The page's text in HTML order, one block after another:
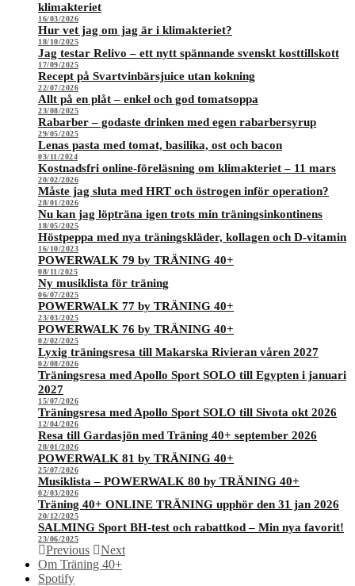
klimakteriet
16/03/2026
Hur vet jag om jag är i klimakteriet?
18/10/2025
Jag testar Relivo – ett nytt spännande svenskt kosttillskott
17/09/2025
Recept på Svartvinbärsjuice utan kokning
22/07/2026
Allt på en plåt – enkel och god tomatsoppa
23/08/2025
Rabarber – godaste drinken med egen rabarbersyrup
29/05/2025
Lenas pasta med tomat, basilika, ost och bacon
03/11/2024
Kostnadsfri online-föreläsning om klimakteriet – 11 mars
20/02/2026
Måste jag sluta med HRT och östrogen inför operation?
28/01/2026
Nu kan jag löpträna igen trots min träningsinkontinens
18/05/2025
Höstpeppa med nya träningskläder, kollagen och D-vitamin
16/10/2023
POWERWALK 79 by TRÄNING 40+
08/11/2025
Ny musiklista för träning
06/07/2025
POWERWALK 77 by TRÄNING 40+
23/03/2025
POWERWALK 76 by TRÄNING 40+
02/02/2025
Lyxig träningsresa till Makarska Rivieran våren 2027
02/08/2026
Träningsresa med Apollo Sport SOLO till Egypten i januari
2027
15/07/2026
Träningsresa med Apollo Sport SOLO till Sivota okt 2026
12/04/2026
Resa till Gardasjön med Träning 40+ september 2026
28/01/2026
POWERWALK 81 by TRÄNING 40+
25/07/2026
Musiklista – POWERWALK 80 by TRÄNING 40+
02/03/2026
Träning 40+ ONLINE TRÄNING upphör den 31 jan 2026
20/12/2025
SALMING Sport BH-test och rabattkod – Min nya favorit!
23/06/2025
Previous
Next
Om Träning 40+
Spotify